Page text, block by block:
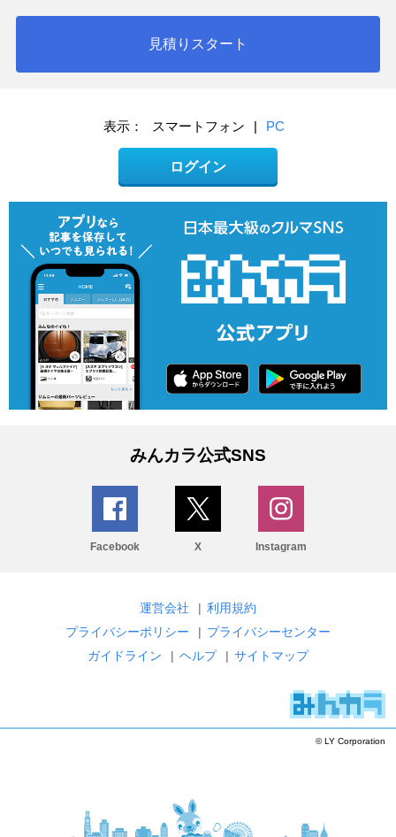
見積りスタート
表示： スマートフォン | PC
ログイン
みんカラ公式SNS
Facebook X Instagram
運営会社 | 利用規約
プライバシーポリシー
| プライバシーセンター
ガイドライン
| ヘルプ | サイトマップ
© LY Corporation